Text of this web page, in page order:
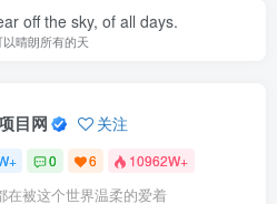
off the sky, of all days.
晴朗所有的天
目网 关注
0 6 10962W+
在被这个世界温柔的爱着